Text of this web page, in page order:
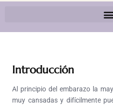
Introducción
Al principio del embarazo la
muy cansadas y difícilmente